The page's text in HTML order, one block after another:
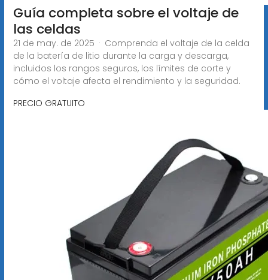
Guía completa sobre el voltaje de
las celdas
21 de may. de 2025 · Comprenda el voltaje de la celda
de la batería de litio durante la carga y descarga,
incluidos los rangos seguros, los límites de corte y
cómo el voltaje afecta el rendimiento y la seguridad.
PRECIO GRATUITO